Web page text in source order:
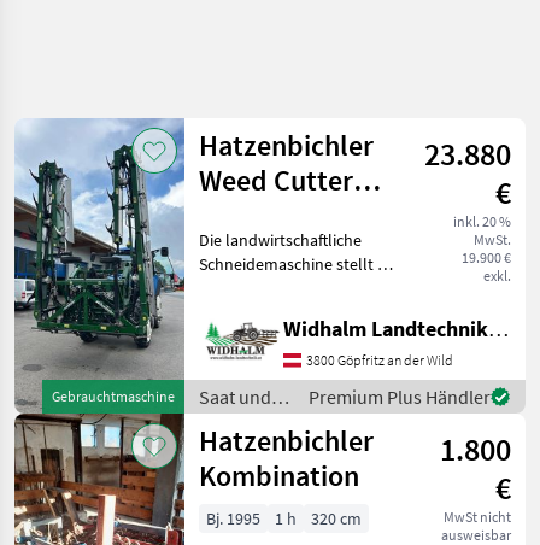
Gebrauchtmaschine
Hatzenbichler
Weed Cutter
23.880
€
inkl. 20 %
MwSt.
19.900 €
exkl.
Die landwirtschaftliche
Schneidemaschine stellt ein
Jätmaschinen dar. Das
Jätgerät eignet sich zum
Schneiden und Beseitigung
Widhalm Landtechnik GmbH
3800 Göpfritz an der Wild
Saat und
Pflege /
Hatzenbichler
Premium Plus Händler
Hatzenbichler
Kombination
1.800
€
MwSt nicht
ausweisbar
Bj. 1995 1 h
320 cm